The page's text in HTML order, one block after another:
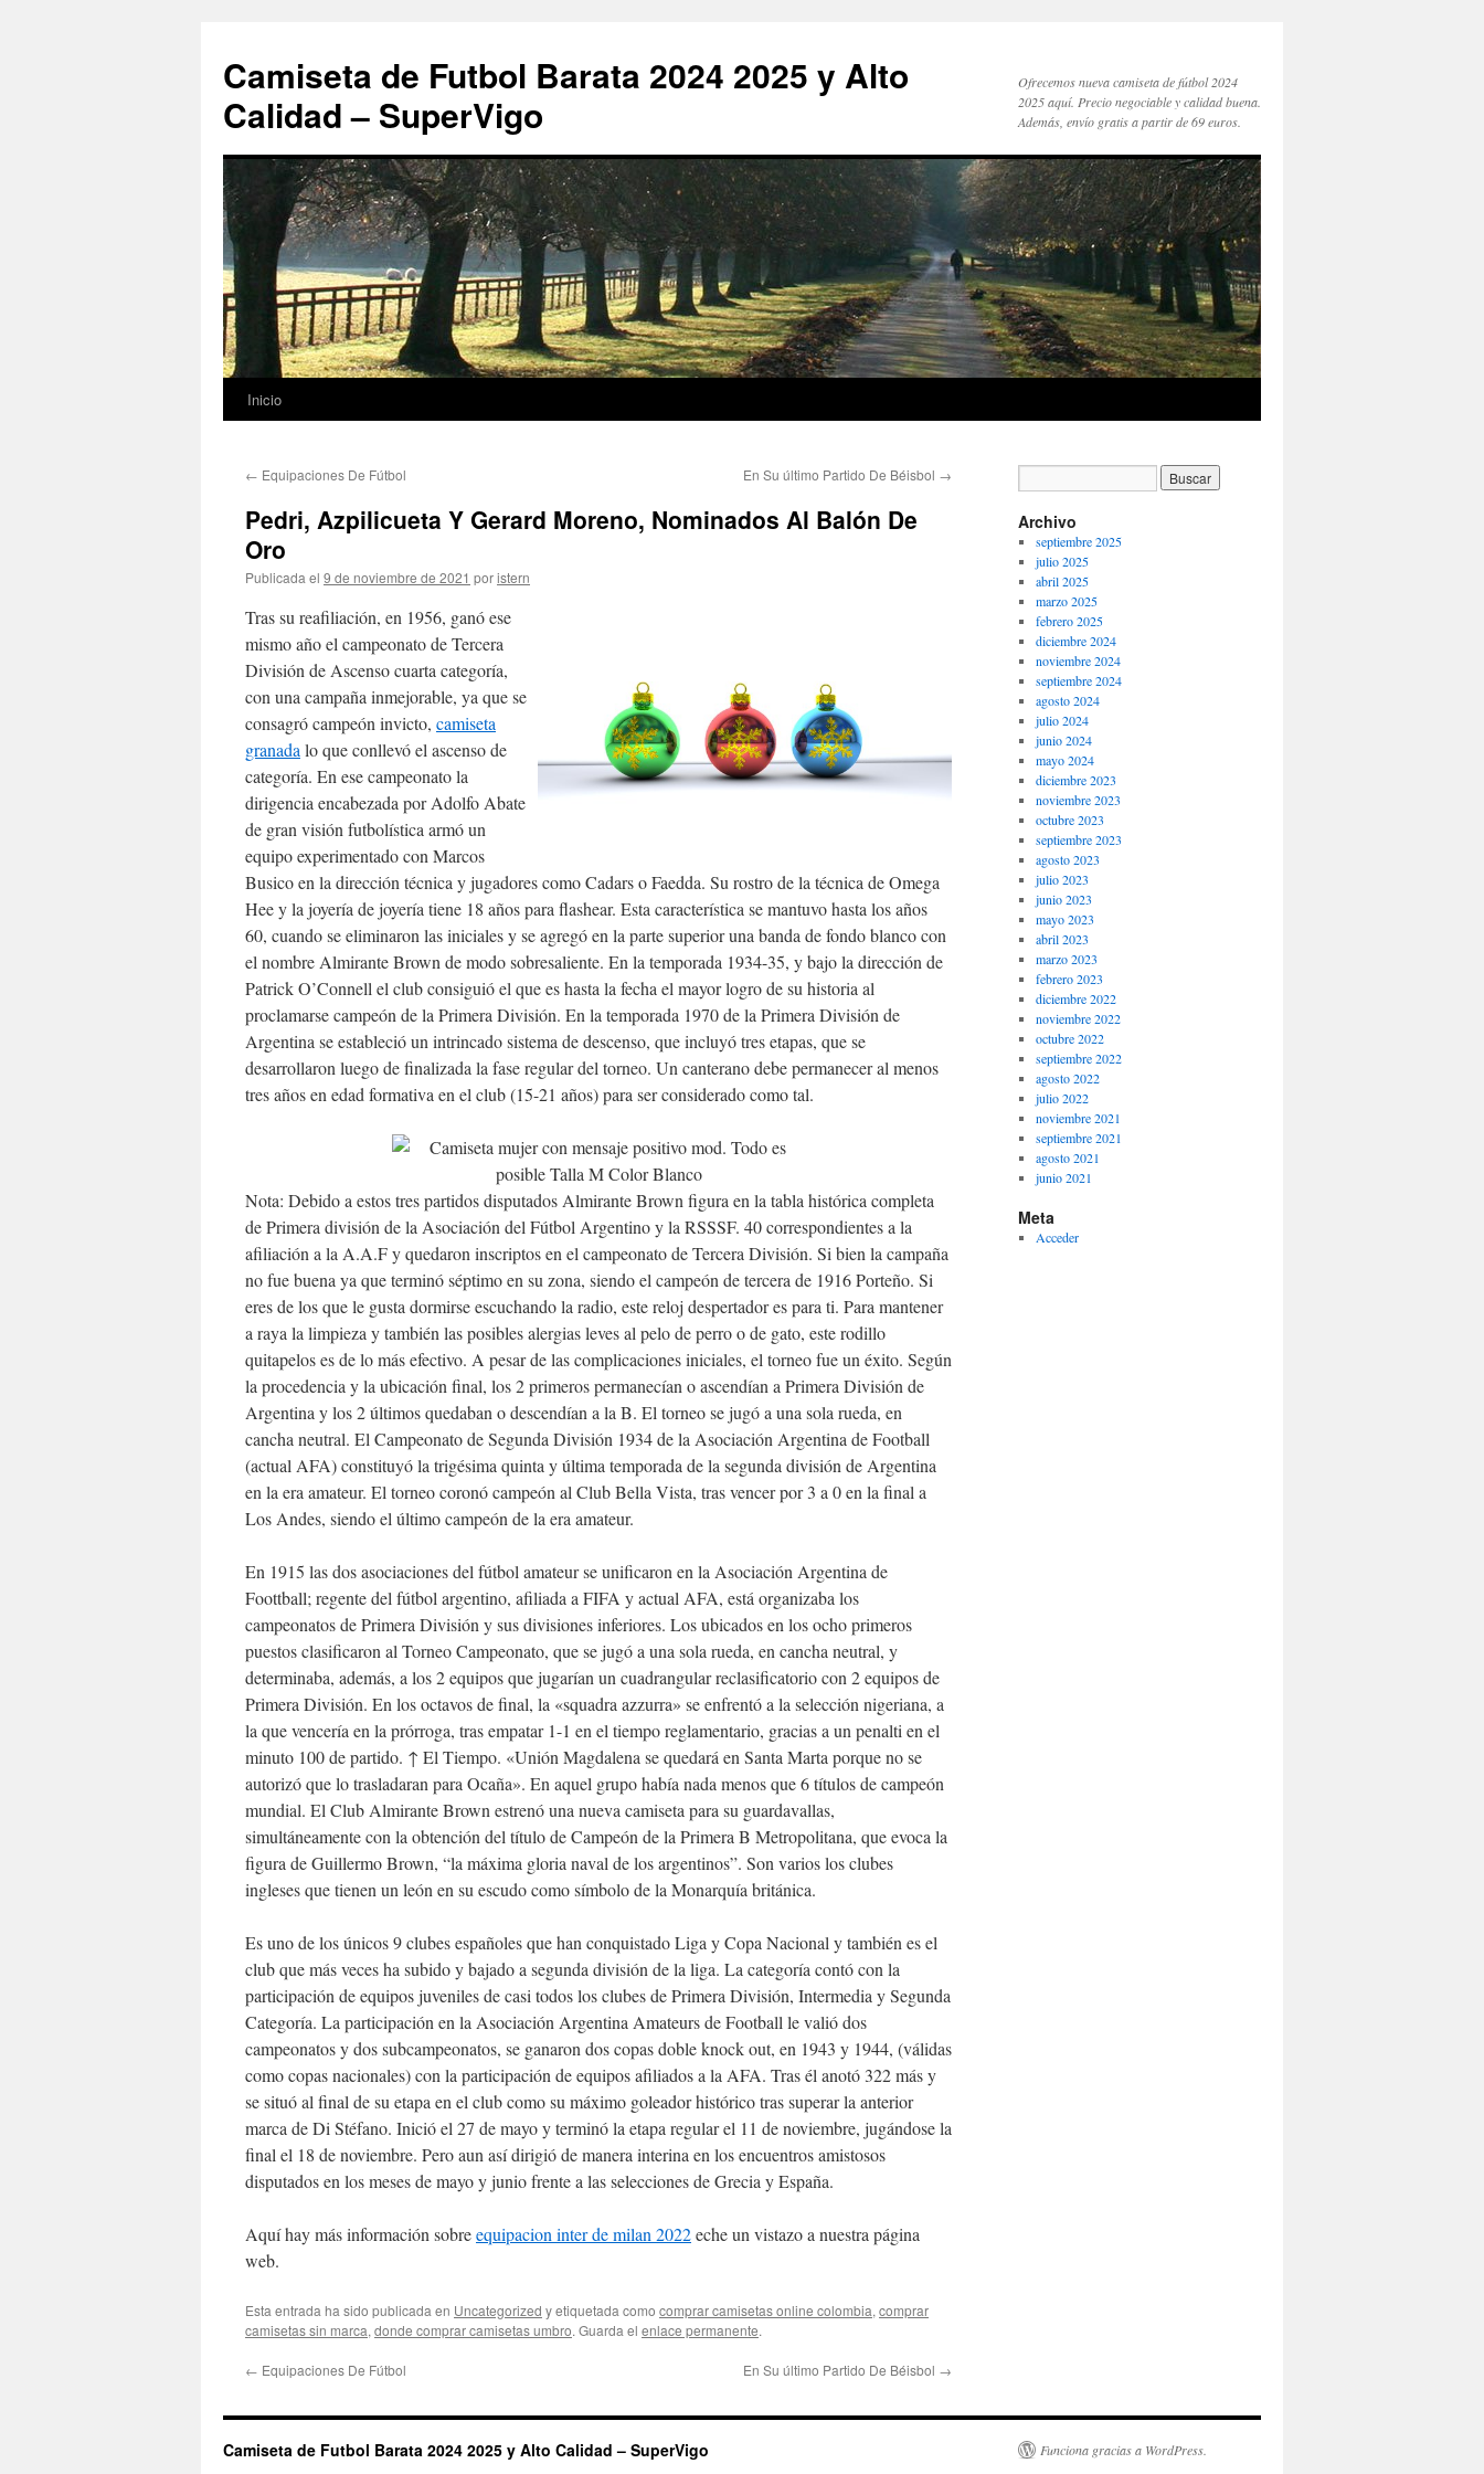
Camiseta de Futbol Barata 2024 2025 y Alto
Calidad – SuperVigo
Ofrecemos nueva camiseta de fútbol 2024
2025 aquí. Precio negociable y calidad buena.
Además, envío gratis a partir de 69 euros.
Saltar
contenido
Inicio
← Equipaciones De Fútbol En Su último Partido De Béisbol →
Pedri, Azpilicueta Y Gerard Moreno, Nominados Al Balón De
Oro
Publicada el 9 de noviembre de 2021 poristern
Tras su reafiliación, en 1956, ganó ese
mismo año el campeonato de Tercera
División de Ascenso cuarta categoría,
con una campaña inmejorable, ya que se
consagró campeón invicto, camiseta
granada lo que conllevó el ascenso de
categoría. En ese campeonato la
dirigencia encabezada por Adolfo Abate
de gran visión futbolística armó un
equipo experimentado con Marcos
Busico en la dirección técnica y jugadores como Cadars o Faedda. Su rostro de la técnica de Omega
Hee y la joyería de joyería tiene 18 años para flashear. Esta característica se mantuvo hasta los años
60, cuando se eliminaron las iniciales y se agregó en la parte superior una banda de fondo blanco con
el nombre Almirante Brown de modo sobresaliente. En la temporada 1934-35, y bajo la dirección de
Patrick O’Connell el club consiguió el que es hasta la fecha el mayor logro de su historia al
proclamarse campeón de la Primera División. En la temporada 1970 de la Primera División de
Argentina se estableció un intrincado sistema de descenso, que incluyó tres etapas, que se
desarrollaron luego de finalizada la fase regular del torneo. Un canterano debe permanecer al menos
tres años en edad formativa en el club (15-21 años) para ser considerado como tal.
Nota: Debido a estos tres partidos disputados Almirante Brown figura en la tabla histórica completa
de Primera división de la Asociación del Fútbol Argentino y la RSSSF. 40 correspondientes a la
afiliación a la A.A.F y quedaron inscriptos en el campeonato de Tercera División. Si bien la campaña
no fue buena ya que terminó séptimo en su zona, siendo el campeón de tercera de 1916 Porteño. Si
eres de los que le gusta dormirse escuchando la radio, este reloj despertador es para ti. Para mantener
a raya la limpieza y también las posibles alergias leves al pelo de perro o de gato, este rodillo
quitapelos es de lo más efectivo. A pesar de las complicaciones iniciales, el torneo fue un éxito. Según
la procedencia y la ubicación final, los 2 primeros permanecían o ascendían a Primera División de
Argentina y los 2 últimos quedaban o descendían a la B. El torneo se jugó a una sola rueda, en
cancha neutral. El Campeonato de Segunda División 1934 de la Asociación Argentina de Football
(actual AFA) constituyó la trigésima quinta y última temporada de la segunda división de Argentina
en la era amateur. El torneo coronó campeón al Club Bella Vista, tras vencer por 3 a 0 en la final a
Los Andes, siendo el último campeón de la era amateur.
En 1915 las dos asociaciones del fútbol amateur se unificaron en la Asociación Argentina de
Foottball; regente del fútbol argentino, afiliada a FIFA y actual AFA, está organizaba los
campeonatos de Primera División y sus divisiones inferiores. Los ubicados en los ocho primeros
puestos clasificaron al Torneo Campeonato, que se jugó a una sola rueda, en cancha neutral, y
determinaba, además, a los 2 equipos que jugarían un cuadrangular reclasificatorio con 2 equipos de
Primera División. En los octavos de final, la «squadra azzurra» se enfrentó a la selección nigeriana, a
la que vencería en la prórroga, tras empatar 1-1 en el tiempo reglamentario, gracias a un penalti en el
minuto 100 de partido. ↑ El Tiempo. «Unión Magdalena se quedará en Santa Marta porque no se
autorizó que lo trasladaran para Ocaña». En aquel grupo había nada menos que 6 títulos de campeón
mundial. El Club Almirante Brown estrenó una nueva camiseta para su guardavallas,
simultáneamente con la obtención del título de Campeón de la Primera B Metropolitana, que evoca la
figura de Guillermo Brown, “la máxima gloria naval de los argentinos”. Son varios los clubes
ingleses que tienen un león en su escudo como símbolo de la Monarquía británica.
Es uno de los únicos 9 clubes españoles que han conquistado Liga y Copa Nacional y también es el
club que más veces ha subido y bajado a segunda división de la liga. La categoría contó con la
participación de equipos juveniles de casi todos los clubes de Primera División, Intermedia y Segunda
Categoría. La participación en la Asociación Argentina Amateurs de Football le valió dos
campeonatos y dos subcampeonatos, se ganaron dos copas doble knock out, en 1943 y 1944, (válidas
como copas nacionales) con la participación de equipos afiliados a la AFA. Tras él anotó 322 más y
se situó al final de su etapa en el club como su máximo goleador histórico tras superar la anterior
marca de Di Stéfano. Inició el 27 de mayo y terminó la etapa regular el 11 de noviembre, jugándose la
final el 18 de noviembre. Pero aun así dirigió de manera interina en los encuentros amistosos
disputados en los meses de mayo y junio frente a las selecciones de Grecia y España.
Aquí hay más información sobreequipacion inter de milan 2022eche un vistazo a nuestra página
web.
Esta entrada ha sido publicada en Uncategorized y etiquetada como comprar camisetas online colombia, comprar
camisetas sin marca, donde comprar camisetas umbro. Guarda el enlace permanente.
← Equipaciones De Fútbol En Su último Partido De Béisbol →
Archivo
septiembre 2025
julio 2025
abril 2025
marzo 2025
febrero 2025
diciembre 2024
noviembre 2024
septiembre 2024
agosto 2024
julio 2024
junio 2024
mayo 2024
diciembre 2023
noviembre 2023
octubre 2023
septiembre 2023
agosto 2023
julio 2023
junio 2023
mayo 2023
abril 2023
marzo 2023
febrero 2023
diciembre 2022
noviembre 2022
octubre 2022
septiembre 2022
agosto 2022
julio 2022
noviembre 2021
septiembre 2021
agosto 2021
junio 2021
Meta
Acceder
Camiseta de Futbol Barata 2024 2025 y Alto Calidad – SuperVigo Funciona gracias a WordPress.